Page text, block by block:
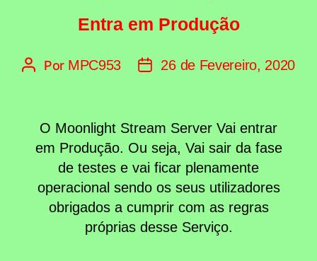
Entra em Produção
Autor
Por MPC953
Data26 de Fevereiro, 2020
O Moonlight Stream Server Vai entrar
em Produção. Ou seja, Vai sair da fase
de testes e vai ficar plenamente
operacional sendo os seus utilizadores
obrigados a cumprir com as regras
próprias desse Serviço.